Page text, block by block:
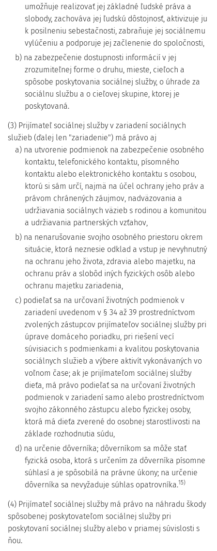
umožňuje realizovať jej základné ľudské práva a
slobody, zachováva jej ľudskú dôstojnosť, aktivizuje ju
k posilneniu sebestačnosti, zabraňuje jej sociálnemu
vylúčeniu a podporuje jej začlenenie do spoločnosti,
b) na zabezpečenie dostupnosti informácií v jej
zrozumiteľnej forme o druhu, mieste, cieľoch a
spôsobe poskytovania sociálnej služby, o úhrade za
sociálnu službu a o cieľovej skupine, ktorej je
poskytovaná.
(3) Prijímateľ sociálnej služby v zariadení sociálnych
služieb (ďalej len "zariadenie") má právo aj
a) na utvorenie podmienok na zabezpečenie osobného
kontaktu, telefonického kontaktu, písomného
kontaktu alebo elektronického kontaktu s osobou,
ktorú si sám určí, najmä na účel ochrany jeho práv a
právom chránených záujmov, nadväzovania a
udržiavania sociálnych väzieb s rodinou a komunitou
a udržiavania partnerských vzťahov,
b) na nenarušovanie svojho osobného priestoru okrem
situácie, ktorá neznesie odklad a vstup je nevyhnutný
na ochranu jeho života, zdravia alebo majetku, na
ochranu práv a slobôd iných fyzických osôb alebo
ochranu majetku zariadenia,
c) podieľať sa na určovaní životných podmienok v
zariadení uvedenom v § 34 až 39 prostredníctvom
zvolených zástupcov prijímateľov sociálnej služby pri
úprave domáceho poriadku, pri riešení vecí
súvisiacich s podmienkami a kvalitou poskytovania
sociálnych služieb a výbere aktivít vykonávaných vo
voľnom čase; ak je prijímateľom sociálnej služby
dieťa, má právo podieľať sa na určovaní životných
podmienok v zariadení samo alebo prostredníctvom
svojho zákonného zástupcu alebo fyzickej osoby,
ktorá má dieťa zverené do osobnej starostlivosti na
základe rozhodnutia súdu,
d) na určenie dôverníka; dôverníkom sa môže stať
fyzická osoba, ktorá s určením za dôverníka písomne
súhlasí a je spôsobilá na právne úkony; na určenie
dôverníka sa nevyžaduje súhlas opatrovníka.15)
(4) Prijímateľ sociálnej služby má právo na náhradu škody
spôsobenej poskytovateľom sociálnej služby pri
poskytovaní sociálnej služby alebo v priamej súvislosti s
ňou.